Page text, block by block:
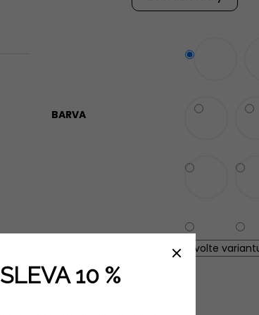
BARVA
TEOLÁKOVÁ SOUPRAVA LOVET
SLEVA 10 %